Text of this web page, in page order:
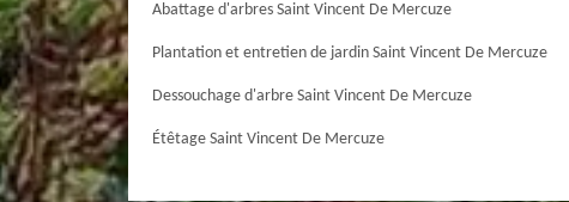
Abattage d'arbres Saint Vincent De Mercuze
Plantation et entretien de jardin Saint Vincent De Mercuze
Dessouchage d'arbre Saint Vincent De Mercuze
Étêtage Saint Vincent De Mercuze